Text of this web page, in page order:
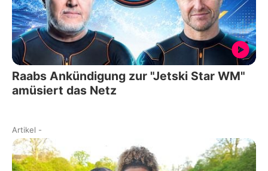
Raabs Ankündigung zur "Jetski Star WM"
amüsiert das Netz
Artikel -